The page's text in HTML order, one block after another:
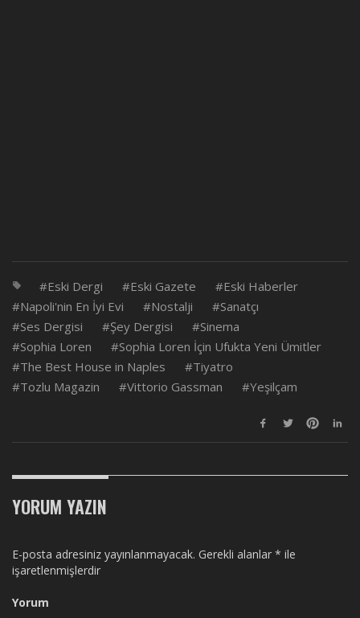
Eski Dergi Eski Gazete
Eski Haberler
Napoli'nin En İyi Evi
Nostalji
Sanatçı
Ses Dergisi
Şey Dergisi
Sinema
Sophia Loren
Sophia Loren İçin Ufukta Yeni Ümitler
The Best House in Naples
Tiyatro
Tozlu Magazin
Vittorio Gassman Yeşilçam
YORUM YAZIN
E-posta adresiniz yayınlanmayacak. Gerekli alanlar * ile
işaretlenmişlerdir
Yorum